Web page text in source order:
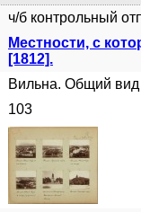
ч/б контрольный
Местности, с
[1812].
Вильна. Общий вид
103